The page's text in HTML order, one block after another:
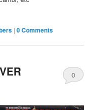
|0 Comments
0